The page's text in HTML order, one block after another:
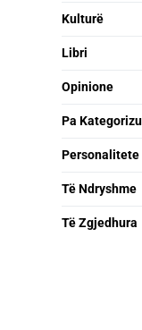
Kulturë
Libri
Opinione
Pa
Personalitete
Të Ndryshme
Të Zgjedhura